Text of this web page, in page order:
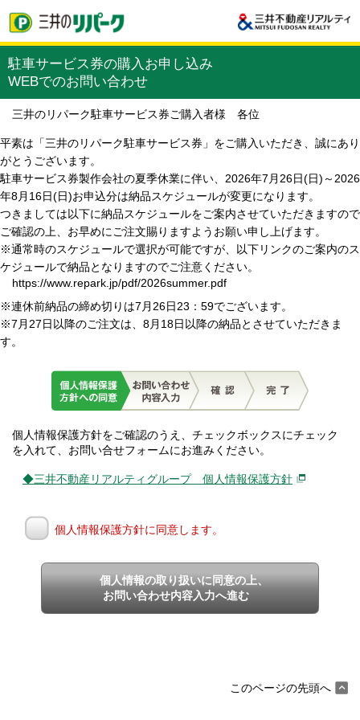
駐車サービス券の購入お申し込み
WEBでのお問い合わせ
三井のリパーク駐車サービス券ご購入者様 各位
平素は「三井のリパーク駐車サービス券」をご購入いただき、誠にあり
がとうございます。
駐車サービス券製作会社の夏季休業に伴い、2026年7月26日(日)～2026
年8月16日(日)お申込分は納品スケジュールが変更になります。
つきましては以下に納品スケジュールをご案内させていただきますので
ご確認の上、お早めにご注文賜りますようお願い申し上げます。
※通常時のスケジュールで選択が可能ですが、以下リンクのご案内のス
ケジュールで納品となりますのでご注意ください。
https://www.repark.jp/pdf/2026summer.pdf
※連休前納品の締め切りは7月26日23：59でございます。
※7月27日以降のご注文は、8月18日以降の納品とさせていただきま
す。
個人情報保護方針をご確認のうえ、チェックボックスにチェック
を入れて、お問い合せフォームにお進みください。
◆三井不動産リアルティグループ 個人情報保護方針
個人情報保護方針に同意します。
個人情報の取り扱いに同意の上、
お問い合わせ内容入力へ進む
このページの先頭へ